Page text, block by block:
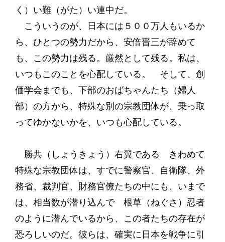
く）い難（がた）い連中だ。
こういうのが、日本には５００万人もいるか
ら、ひとつの勢力だから、安倍晋三が辞めて
も、この勢力は残る。厳然として残る。私は、
いつもこのことを心配している。 そして、創
価学会までも、下部のおばちゃんたち（婦人
部）の方から、特殊な別の宗教団体が、乗っ取
ってゆかないかを、いつも心配している。
勝共（しょうきょう）右翼である きわめて
特殊な宗教団体は、すでに警察官、自衛隊、外
務省、裁判官、財務官僚たちの中にも、いまで
は、相当数が潜り込んで 根草（ねぐさ）忍者
のように潜んでいるから、この者たちの存在が
恐ろしいのだ。彼らは、確実に日本を戦争に引